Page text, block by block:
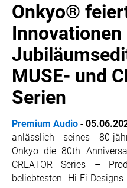
Bei Fragen wenden Sie
Herzliche Grüße
Markus Stein
Onkyo®
MUSE- und
Serien
Premium Audio -
anlässlich seines 80-
Onkyo die 80th
CREATOR Series –
beliebtesten Hi-Fi-